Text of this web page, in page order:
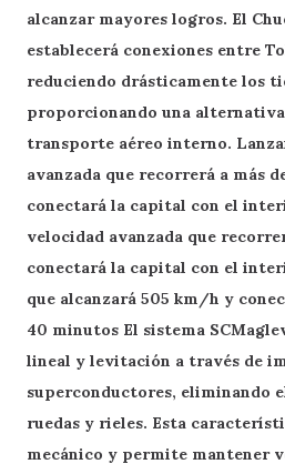
alcanzar mayores logros. El
establecerá conexiones entre
reduciendo drásticamente los
proporcionando una
transporte aéreo interno.
avanzada que recorrerá a más
conectará la capital con el
velocidad avanzada que
conectará la capital con el
que alcanzará 505 km/h y
40 minutos El sistema
lineal y levitación a través de
superconductores, eliminando
ruedas y rieles. Esta
mecánico y permite mantener